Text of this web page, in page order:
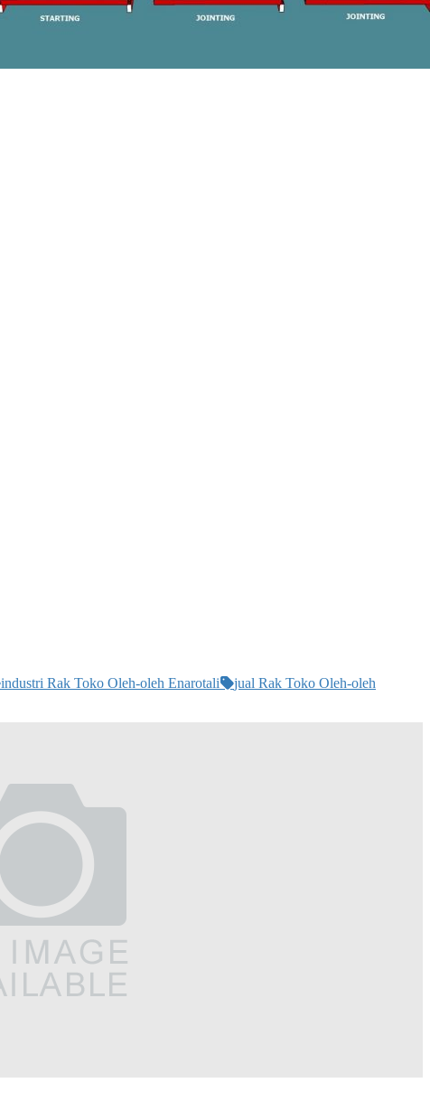
industri Rak Toko Oleh-oleh Enarotali
jual Rak Toko Oleh-oleh